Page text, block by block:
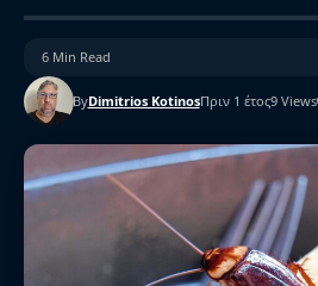
ByDimitrios KotinosΠριν 1 έτος9 Views
6 Min Read